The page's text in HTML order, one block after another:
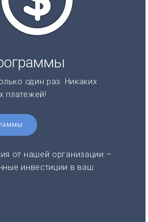
один раз. Никаких
платежей!
от нашей организации –
инвестиции в ваш